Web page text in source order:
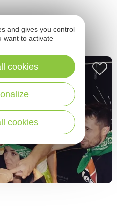
and gives you control
want to activate
cookies
cookies